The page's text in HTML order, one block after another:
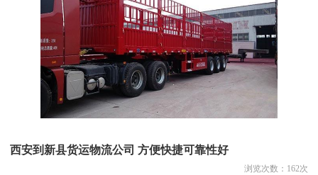
西安到新县货运物流公司 方便快捷可靠性好
浏览次数： 162次